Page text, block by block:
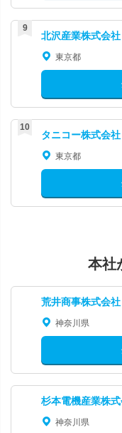
北沢産業株式会社
東京都
タニコー株式会社
東京都
本社
荒井商事株式会社
神奈川県
杉本電機産業株
神奈川県